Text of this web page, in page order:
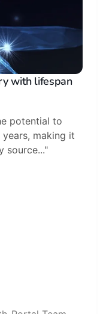
with lifespan
potential to
making it
source..."